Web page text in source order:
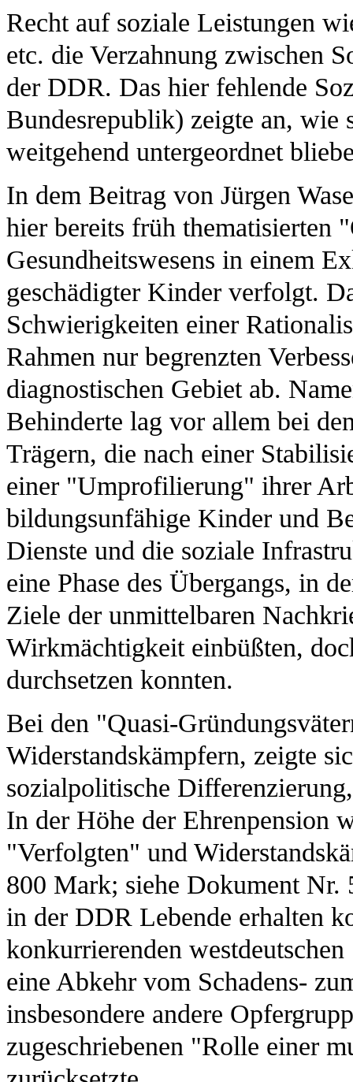
Recht auf soziale Leistungen
etc. die Verzahnung zwischen
der DDR. Das hier fehlende
Bundesrepublik) zeigte an, wie
weitgehend untergeordnet
In dem Beitrag von Jürgen
hier bereits früh thematisierten
Gesundheitswesens in einem
geschädigter Kinder verfolgt.
Schwierigkeiten einer
Rahmen nur begrenzten
diagnostischen Gebiet ab.
Behinderte lag vor allem bei
Trägern, die nach einer
einer "Umprofilierung" ihrer
bildungsunfähige Kinder und
Dienste und die soziale
eine Phase des Übergangs, in
Ziele der unmittelbaren
Wirkmächtigkeit einbüßten,
durchsetzen konnten.
Bei den "Quasi-
Widerstandskämpfern, zeigte
sozialpolitische
In der Höhe der Ehrenpension
"Verfolgten" und
800 Mark; siehe Dokument
in der DDR Lebende erhalten
konkurrierenden
eine Abkehr vom Schadens-
insbesondere andere
zugeschriebenen "Rolle einer